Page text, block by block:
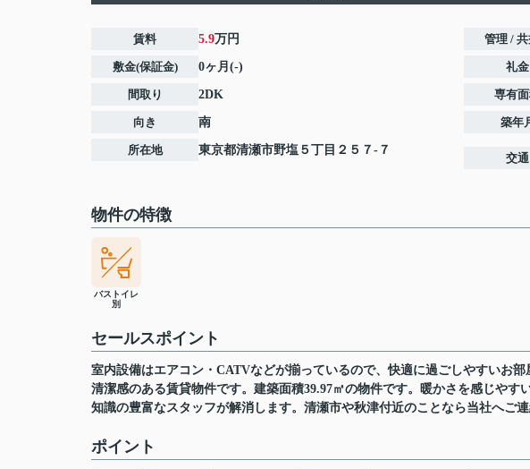
賃料 5.9万円
敷金(保証金) 0ヶ月(-)
間取り 2DK
向き 南
所在地 東京都清瀬市野塩 ５丁目２５７-７
管理 /
礼金
専有
築年
交通
物件の特徴
バストイレ
別
セールスポイント
室内設備はエアコン・CATVなどが揃っているので、快適に過ごしやすいお
清潔感のある賃貸物件です。建築面積39.97㎡の物件です。暖かさを感じや
知識の豊富なスタッフが解消します。清瀬市や秋津付近のことなら当社へご連
ポイント